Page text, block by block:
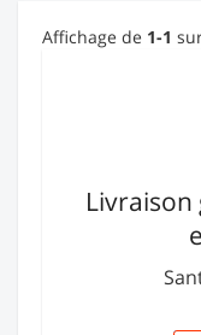
Affichage de 1-1